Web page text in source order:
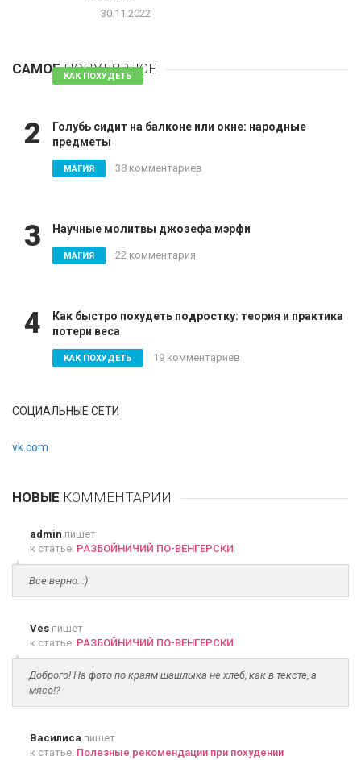
30.11.2022
САМОЕПОПУЛЯРНОЕ
КАК ПОХУДЕТЬ 81 комментарий
2
Голубь сидит на балконе или окне: народные
предметы
МАГИЯ 38 комментариев
3 Научные молитвы джозефа мэрфи
МАГИЯ 22 комментария
4
Как быстро похудеть подростку: теория и практика
потери веса
КАК ПОХУДЕТЬ 19 комментариев
СОЦИАЛЬНЫЕ СЕТИ
vk.com
НОВЫЕ КОММЕНТАРИИ
admin пишет
к статье: РАЗБОЙНИЧИЙ ПО-ВЕНГЕРСКИ
Все верно. :)
Ves пишет
к статье: РАЗБОЙНИЧИЙ ПО-ВЕНГЕРСКИ
Доброго! На фото по краям шашлыка не хлеб, как в тексте, а
мясо!?
Василиса пишет
к статье: Полезные рекомендации при похудении